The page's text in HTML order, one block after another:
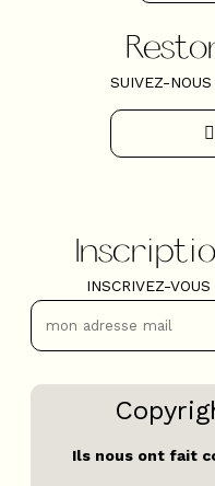
SUIVEZ-
INSCRIVEZ-
Ils nous ont fait